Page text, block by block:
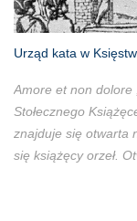
Urząd kata w
Amore et non dolore
Stołecznego
znajduje się otwarta
się książęcy orzeł.